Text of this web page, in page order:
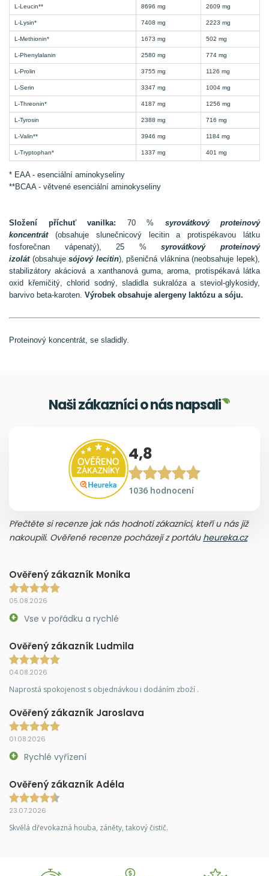
L-Leucin** 8696 mg 2609 mg
L-Lysin* 7408 mg 2223 mg
L-Methionin* 1673 mg 502 mg
L-Phenylalanin 2580 mg 774 mg
L-Prolin 3755 mg 1126 mg
L-Serin 3347 mg 1004 mg
L-Threonin* 4187 mg 1256 mg
L-Tyrosin 2388 mg 716 mg
L-Valin** 3946 mg 1184 mg
L-Tryptophan* 1337 mg 401 mg
* EAA - esenciální aminokyseliny
**BCAA - větvené esenciální aminokyseliny
Složení příchuť vanilka: 70 % syrovátkový proteinový
koncentrát (obsahuje slunečnicový lecitin a protispékavou látku
fosforečnan vápenatý), 25 %syrovátkový proteinový
izolát(obsahujesójový lecitin), pšeničná vláknina (neobsahuje lepek),
stabilizátory akáciová a xanthanová guma, aroma, protispékavá látka
oxid křemičitý, chlorid sodný, sladidla sukralóza a steviol-glykosidy,
barvivo beta-karoten. Výrobek obsahuje alergeny laktózu a sóju.
Proteinový koncentrát, se sladidly.
Naši zákazníci o nás napsali
4,8
1036 hodnocení
Přečtěte si recenze jak nás hodnotí zákazníci, kteří u nás již
nakoupili. Ověřené recenze pocházejí z portálu heureka.cz
Ověřený zákazník Monika
05.08.2026
Vse v pořádku a rychlé
Ověřený zákazník Ludmila
04.08.2026
Naprostá spokojenost s objednávkou i dodáním zboží .
Ověřený zákazník Jaroslava
01.08.2026
Rychlé vyřízení
Ověřený zákazník Adéla
23.07.2026
Skvělá dřevokazná houba, záněty, takový čistič.